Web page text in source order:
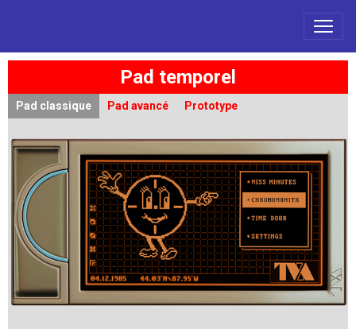
Pad temporel
Pad classique Pad avancé Prototype